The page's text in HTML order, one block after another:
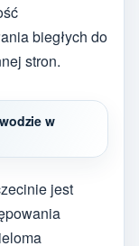
biegłych do
stron.
w
jest